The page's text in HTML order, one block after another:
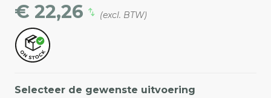
€ 22,26
(excl. BTW)
Selecteer de gewenste uitvoering